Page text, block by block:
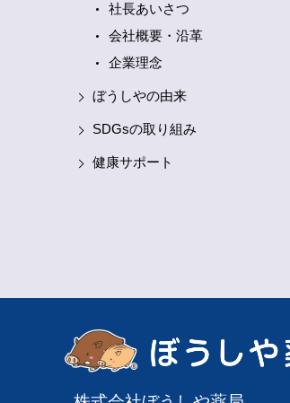
社長あいさつ
会社概要・沿革
企業理念
ぼうしやの由来
SDGsの取り組み
健康サポート